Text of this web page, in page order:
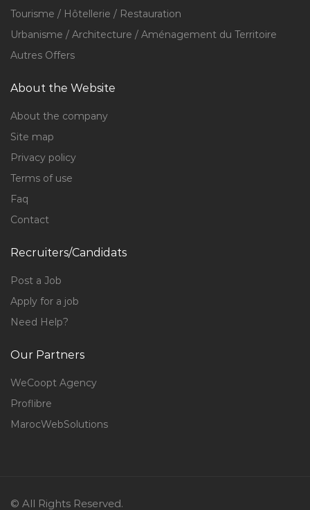
Tourisme / Hôtellerie / Restauration
Urbanisme / Architecture / Aménagement du Territoire
Autres Offers
About the Website
About the company
Site map
Privacy policy
Terms of use
Faq
Contact
Recruiters/Candidats
Post a Job
Apply for a job
Need Help?
Our Partners
WeCoopt Agency
Proflibre
MarocWebSolutions
© All Rights Reserved.